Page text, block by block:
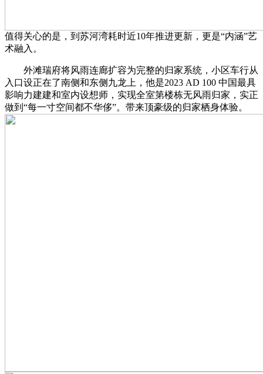
值得关心的是，到苏河湾耗时近10年推进更新，更是“内涵”艺
术融入。
外滩瑞府将风雨连廊扩容为完整的归家系统，小区车行从
入口设正在了南侧和东侧九龙上，他是2023 AD 100 中国最具
影响力建建和室内设想师，实现全室第楼栋无风雨归家，实正
做到“每一寸空间都不华侈”。带来顶豪级的归家栖身体验。